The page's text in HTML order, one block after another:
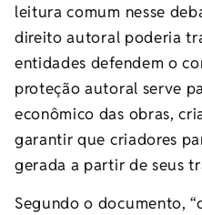
leitura comum nesse
direito autoral poderia
entidades defendem o
proteção autoral serve
econômico das obras,
garantir que criadores
gerada a partir de seus
Segundo o documento,